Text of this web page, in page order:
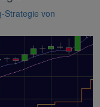
Strategie von